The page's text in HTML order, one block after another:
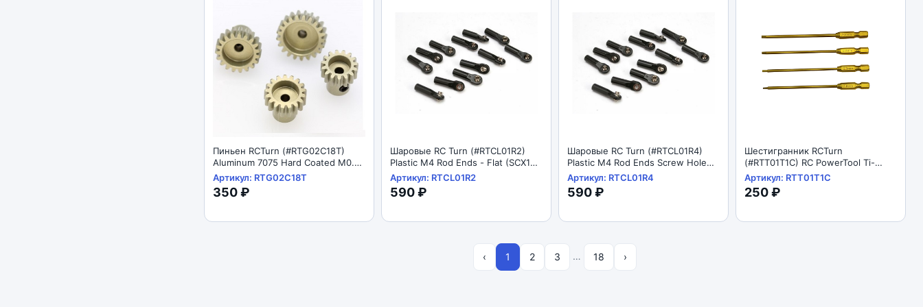
Пиньен RCTurn (#RTG02C18T)
Aluminum 7075 Hard Coated M0.6
Motor Pinions Gear - Black
Артикул: RTG02C18T
350 ₽
Шаровые RC Turn (#RTCL01R2)
Plastic M4 Rod Ends - Flat (SCX10,
TRX4) (10pcs)
Артикул: RTCL01R2
590 ₽
Шаровые RC Turn (#RTCL01R4)
Plastic M4 Rod Ends Screw Hole
26x7.4m (SCX10, TRX4) (10pcs)
Артикул: RTCL01R4
590 ₽
Шестигранник RCTurn
(#RTT01T1C) RC PowerTool Ti-
Coated Tips 1pcs (6.35mm) Hex
2.5mm
Артикул: RTT01T1C
250 ₽
‹ 1 2 3 … 18 ›